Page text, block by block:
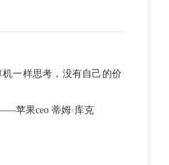
一样思考，没有自己的价
克